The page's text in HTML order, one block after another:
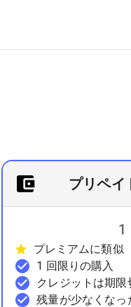
プリペイ
1
プレミアムに類似
1 回限りの購入
クレジットは期
残量が少なくなっ